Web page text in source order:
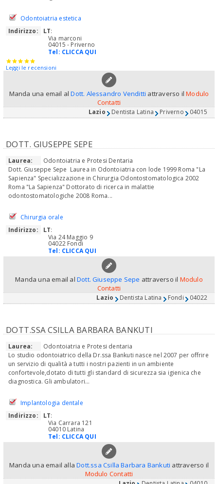
Odontoiatria estetica
Indirizzo:
LT:
Via marconi
04015 - Priverno
Tel: CLICCA QUI
Leggi le recensioni
Manda una email alDott. Alessandro Venditti attraverso ilModulo
Contatti
Lazio Dentista Latina Priverno 04015
DOTT. GIUSEPPE SEPE
Laurea:
Odontoiatria e Protesi Dentaria
Dott. Giuseppe Sepe Laurea in Odontoiatria con lode 1999 Roma "La
Sapienza" Specializzazione in Chirurgia Odontostomatologica 2002
Roma "La Sapienza" Dottorato di ricerca in malattie
odontostomatologiche 2008 Roma...
Chirurgia orale
Indirizzo:
LT:
Via 24 Maggio 9
04022 Fondi
Tel: CLICCA QUI
Manda una email al Dott. Giuseppe Sepe attraverso il Modulo
Contatti
Lazio Dentista Latina Fondi 04022
DOTT.SSA CSILLA BARBARA BANKUTI
Laurea:
Odontoiatria e Protesi dentaria
Lo studio odontoiatrico della Dr.ssa Bankuti nasce nel 2007 per offrire
un servizio di qualità a tutti i nostri pazienti in un ambiente
confortevole,dotato di tutti gli standard di sicurezza sia igienica che
diagnostica. Gli ambulatori...
Implantologia dentale
Indirizzo:
LT:
Via Carrara 121
04010 Latina
Tel: CLICCA QUI
Manda una email allaDott.ssa Csilla Barbara Bankuti attraverso il
Modulo Contatti